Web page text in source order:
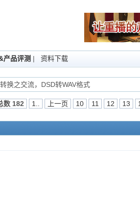
产品评测 | 资料下载
换之交流，DSD转WAV格式
数 182 1.. 上一页 10 11 12 13